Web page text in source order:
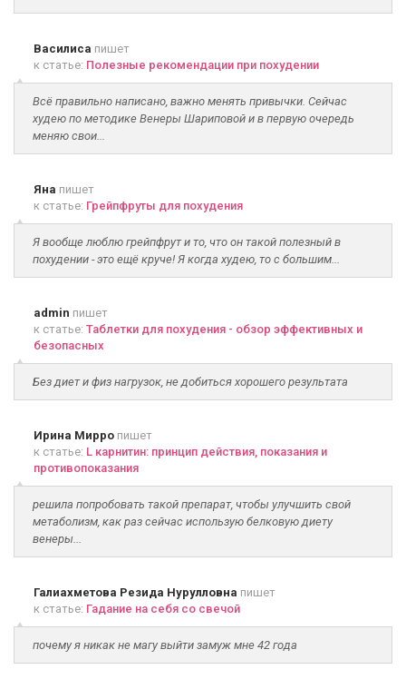
Василиса пишет
к статье: Полезные рекомендации при похудении
Всё правильно написано, важно менять привычки. Сейчас
худею по методике Венеры Шариповой и в первую очередь
меняю свои...
Яна пишет
к статье: Грейпфруты для похудения
Я вообще люблю грейпфрут и то, что он такой полезный в
похудении - это ещё круче! Я когда худею, то с большим...
admin пишет
к статье: Таблетки для похудения - обзор эффективных и
безопасных
Без диет и физ нагрузок, не добиться хорошего результата
Ирина Мирро пишет
к статье: L карнитин: принцип действия, показания и
противопоказания
решила попробовать такой препарат, чтобы улучшить свой
метаболизм, как раз сейчас использую белковую диету
венеры...
Галиахметова Резида Нурулловна пишет
к статье: Гадание на себя со свечой
почему я никак не магу выйти замуж мне 42 года